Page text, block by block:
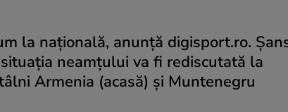
la națională, anunță digisport.ro.
neamțului va fi rediscutată la
Armenia (acasă) şi Muntenegru